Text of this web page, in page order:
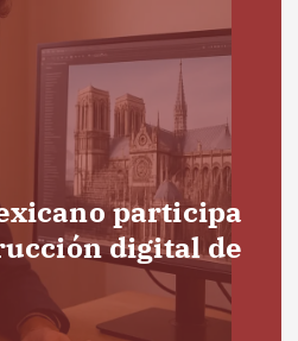
participa
digital de